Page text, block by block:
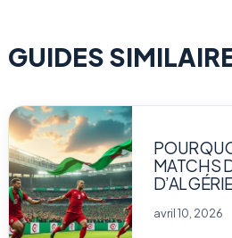
GUIDES
MATCHS
avril 10, 2026